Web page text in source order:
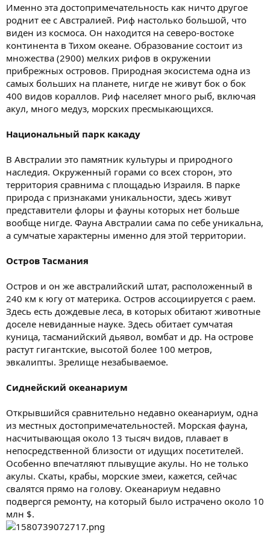
Именно эта достопримечательность как ничто другое
роднит ее с Австралией. Риф настолько большой, что
виден из космоса. Он находится на северо-востоке
континента в Тихом океане. Образование состоит из
множества (2900) мелких рифов в окружении
прибрежных островов. Природная экосистема одна из
самых больших на планете, нигде не живут бок о бок
400 видов кораллов. Риф населяет много рыб, включая
акул, много медуз, морских пресмыкающихся.
Национальный парк какаду
В Австралии это памятник культуры и природного
наследия. Окруженный горами со всех сторон, это
территория сравнима с площадью Израиля. В парке
природа с признаками уникальности, здесь живут
представители флоры и фауны которых нет больше
вообще нигде. Фауна Австралии сама по себе уникальна,
а сумчатые характерны именно для этой территории.
Остров Тасмания
Остров и он же австралийский штат, расположенный в
240 км к югу от материка. Остров ассоциируется с раем.
Здесь есть дождевые леса, в которых обитают животные
доселе невиданные науке. Здесь обитает сумчатая
куница, тасманийский дьявол, вомбат и др. На острове
растут гигантские, высотой более 100 метров,
эвкалипты. Зрелище незабываемое.
Сиднейский океанариум
Открывшийся сравнительно недавно океанариум, одна
из местных достопримечательностей. Морская фауна,
насчитывающая около 13 тысяч видов, плавает в
непосредственной близости от идущих посетителей.
Особенно впечатляют плывущие акулы. Но не только
акулы. Скаты, крабы, морские змеи, кажется, сейчас
свалятся прямо на голову. Океанариум недавно
подвергся ремонту, на который было истрачено около 10
млн $.